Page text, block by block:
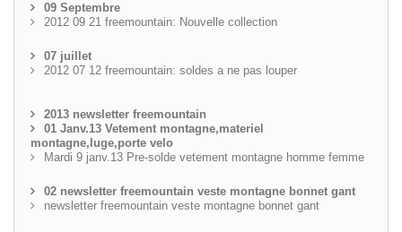
09 Septembre
2012 09 21 freemountain: Nouvelle collection
07 juillet
2012 07 12 freemountain: soldes a ne pas louper
2013 newsletter freemountain
01 Janv.13 Vetement montagne,materiel
montagne,luge,porte velo
Mardi 9 janv.13 Pre-solde vetement montagne homme femme
02 newsletter freemountain veste montagne bonnet gant
newsletter freemountain veste montagne bonnet gant